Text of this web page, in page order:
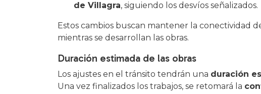
de Villagra, siguiendo los desvíos señalizados.
Estos cambios buscan mantener la conectividad
mientras se desarrollan las obras.
Duración estimada de las obras
Los ajustes en el tránsito tendrán una duración
Una vez finalizados los trabajos, se retomará la